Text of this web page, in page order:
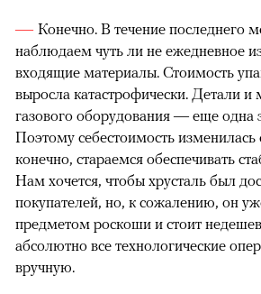
Конечно. В течение последнего
наблюдаем чуть ли не ежедневное
входящие материалы. Стоимость
выросла катастрофически. Детали и
газового оборудования — еще одна
Поэтому себестоимость
конечно, стараемся обеспечивать
Нам хочется, чтобы хрусталь был
покупателей, но, к сожалению, он
предметом роскоши и стоит
абсолютно все технологические
вручную.